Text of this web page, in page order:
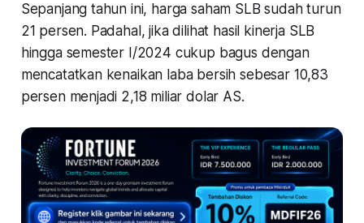
Sepanjang tahun ini, harga saham SLB sudah turun
21 persen. Padahal, jika dilihat hasil kinerja SLB
hingga semester I/2024 cukup bagus dengan
mencatatkan kenaikan laba bersih sebesar 10,83
persen menjadi 2,18 miliar dolar AS.